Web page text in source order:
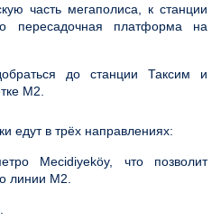
часть мегаполиса, к станции
пересадочная платформа на
до станции Таксим и
М2.
едут в трёх направлениях:
Mecidiyeköy, что позволит
линии М2.